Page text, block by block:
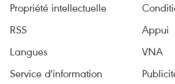
Propriété intellectuelle
RSS
Appui
Langues
VNA
Service d'information